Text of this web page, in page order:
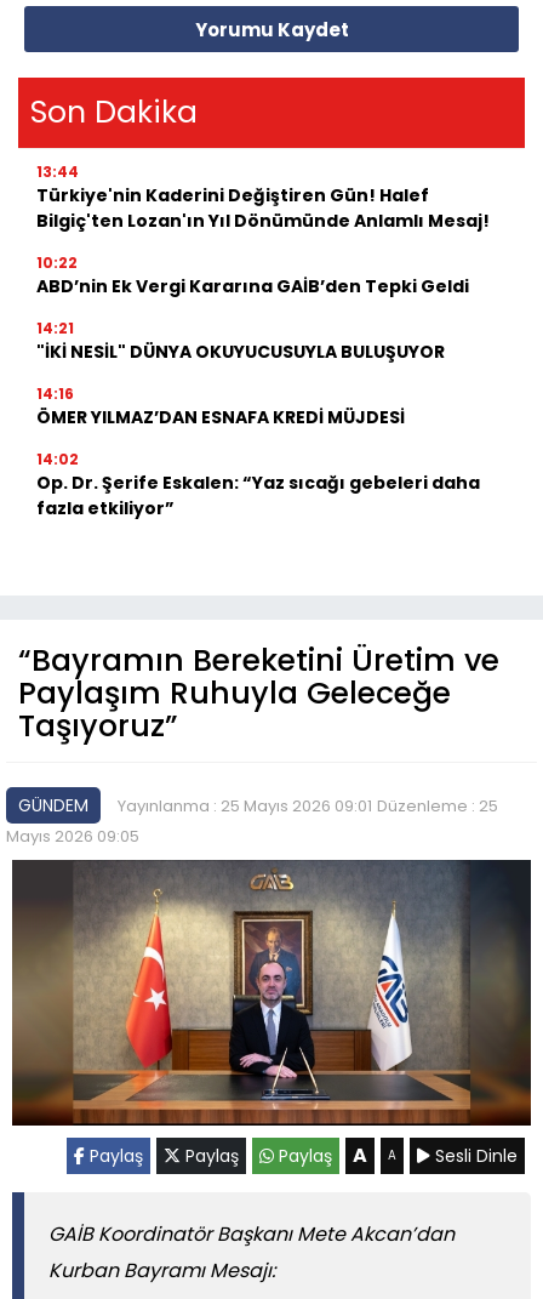
Yorumu Kaydet
Son Dakika
13:44
Türkiye'nin Kaderini Değiştiren Gün! Halef
Bilgiç'ten Lozan'ın Yıl Dönümünde Anlamlı Mesaj!
10:22
ABD’nin Ek Vergi Kararına GAİB’den Tepki Geldi
14:21
"İKİ NESİL" DÜNYA OKUYUCUSUYLA BULUŞUYOR
14:16
ÖMER YILMAZ’DAN ESNAFA KREDİ MÜJDESİ
14:02
Op. Dr. Şerife Eskalen: “Yaz sıcağı gebeleri daha
fazla etkiliyor”
“Bayramın Bereketini Üretim ve
Paylaşım Ruhuyla Geleceğe
Taşıyoruz”
GÜNDEM Yayınlanma : 25 Mayıs 2026 09:01 Düzenleme : 25
Mayıs 2026 09:05
Paylaş Paylaş Paylaş A A Sesli Dinle
GAİB Koordinatör Başkanı Mete Akcan’dan
Kurban Bayramı Mesajı: